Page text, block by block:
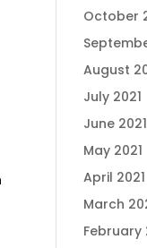
October
August
July 2021
June 2021
May 2021
April 2021
March
February